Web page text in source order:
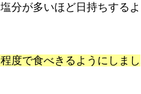
分が多いほど日持ちするよ
度で食べきるようにしまし